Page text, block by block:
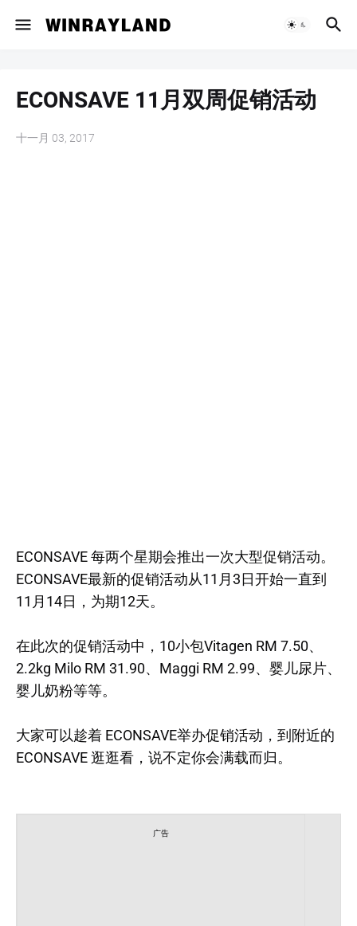
ECONSAVE 11月双周促销活动
十一月 03, 2017
ECONSAVE 每两个星期会推出一次大型促销活动。
ECONSAVE最新的促销活动从11月3日开始一直到
11月14日，为期12天。
在此次的促销活动中，10小包Vitagen RM 7.50、
2.2kg Milo RM 31.90、Maggi RM 2.99、婴儿尿片、
婴儿奶粉等等。
大家可以趁着 ECONSAVE举办促销活动，到附近的
ECONSAVE 逛逛看，说不定你会满载而归。
广告